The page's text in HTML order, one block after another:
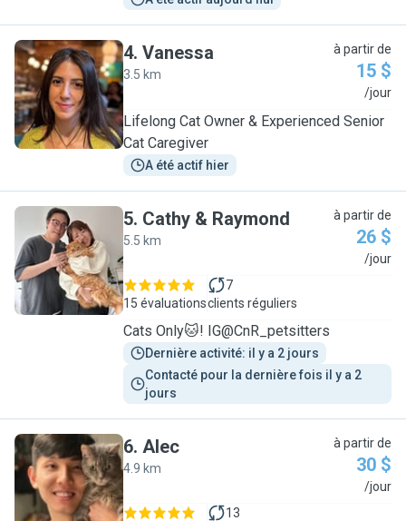
V
4. Vanessa
3.5 km
à partir de
15 $
/jour
Lifelong Cat Owner & Experienced Senior
Cat Caregiver
A été actif hier
C
5. Cathy & Raymond
5.5 km
à partir de
26 $
/jour
15 évaluations
7
clients réguliers
Cats Only🐱! IG@CnR_petsitters
Dernière activité: il y a 2 jours
Contacté pour la dernière fois il y a 2
jours
A
6. Alec
4.9 km
à partir de
30 $
/jour
13